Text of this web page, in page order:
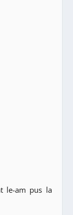
le-am pus la